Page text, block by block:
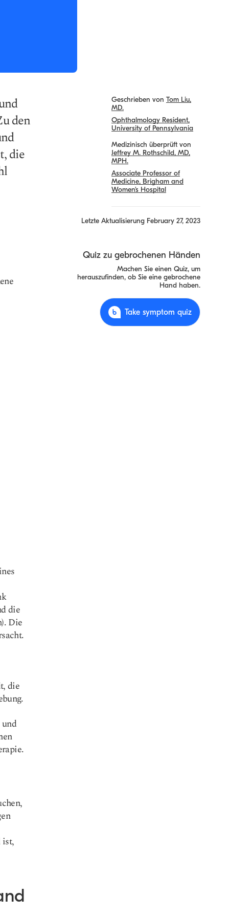
Geschrieben von Tom Liu,
MD.
Ophthalmology Resident,
University of Pennsylvania
Medizinisch überprüft von
Jeffrey M. Rothschild, MD,
MPH.
Associate Professor of
Medicine, Brigham and
Women’s Hospital
Letzte Aktualisierung February 27, 2023
Quiz zu gebrochenen Händen
Machen Sie einen Quiz, um
herauszufinden, ob Sie eine gebrochene
Hand haben.
Take symptom quiz
den
die
die
Die
die
ist,